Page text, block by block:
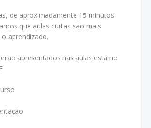
de aproximadamente 15 minutos
que aulas curtas são mais
aprendizado.
apresentados nas aulas está no